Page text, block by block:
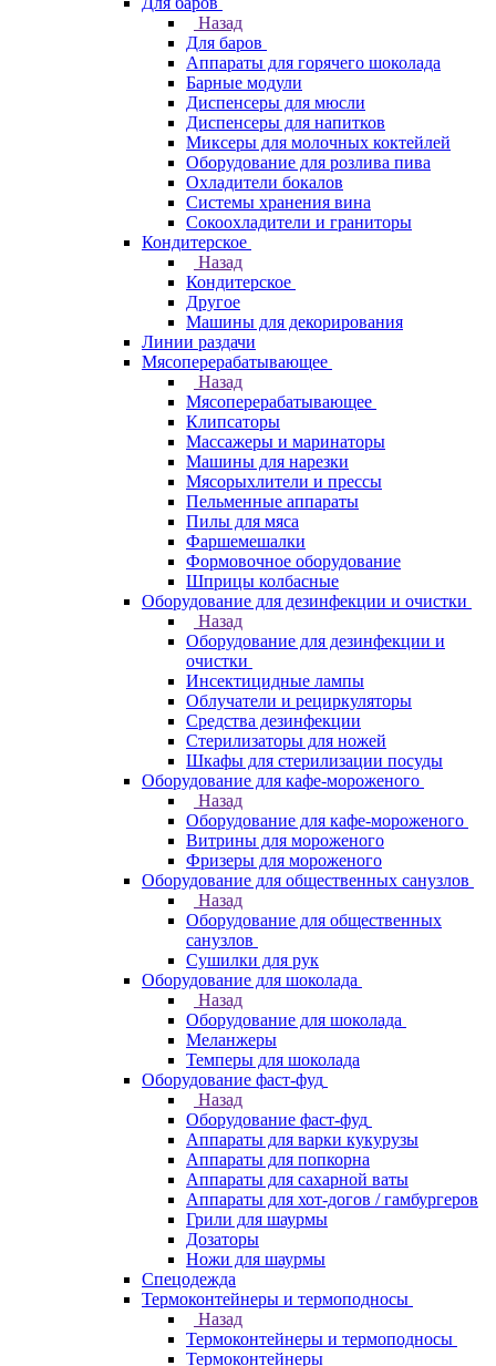
Назад
Для баров
Аппараты для горячего шоколада
Барные модули
Диспенсеры для мюсли
Диспенсеры для напитков
Миксеры для молочных коктейлей
Оборудование для розлива пива
Охладители бокалов
Системы хранения вина
Сокоохладители и граниторы
Кондитерское
Назад
Кондитерское
Другое
Машины для декорирования
Линии раздачи
Мясоперерабатывающее
Назад
Мясоперерабатывающее
Клипсаторы
Массажеры и маринаторы
Машины для нарезки
Мясорыхлители и прессы
Пельменные аппараты
Пилы для мяса
Фаршемешалки
Формовочное оборудование
Шприцы колбасные
Оборудование для дезинфекции и очистки
Назад
Оборудование для дезинфекции и
очистки
Инсектицидные лампы
Облучатели и рециркуляторы
Средства дезинфекции
Стерилизаторы для ножей
Шкафы для стерилизации посуды
Оборудование для кафе-мороженого
Назад
Оборудование для кафе-мороженого
Витрины для мороженого
Фризеры для мороженого
Оборудование для общественных санузлов
Назад
Оборудование для общественных
санузлов
Сушилки для рук
Оборудование для шоколада
Назад
Оборудование для шоколада
Меланжеры
Темперы для шоколада
Оборудование фаст-фуд
Назад
Оборудование фаст-фуд
Аппараты для варки кукурузы
Аппараты для попкорна
Аппараты для сахарной ваты
Аппараты для хот-догов / гамбургеров
Грили для шаурмы
Дозаторы
Ножи для шаурмы
Спецодежда
Термоконтейнеры и термоподносы
Назад
Термоконтейнеры и термоподносы
Термоконтейнеры